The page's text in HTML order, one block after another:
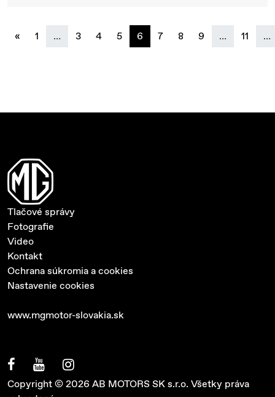
« previous
1 … 3 4 5 6 7 8 9 … 11 …
Tlačové správy
Fotografie
Video
Kontakt
Ochrana súkromia a cookies
Nastavenie cookies
www.mgmotor-slovakia.sk
Copyright © 2026 AB MOTORS SK s.r.o. Všetky práva